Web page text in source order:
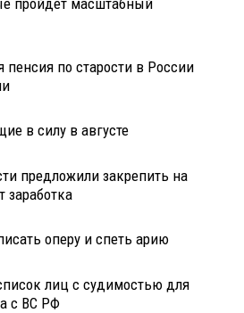
пройдёт масштабный
по старости в России
в силу в августе
предложили закрепить на
заработка
оперу и спеть арию
лиц с судимостью для
с ВС РФ